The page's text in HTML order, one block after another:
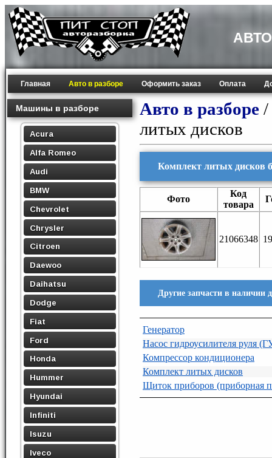
Главная Авто в разборе Оформить заказ Оплата
Машины в разборе
Acura
Alfa Romeo
Audi
BMW
Chevrolet
Chrysler
Citroen
Daewoo
Daihatsu
Dodge
Fiat
Ford
Honda
Hummer
Hyundai
Infiniti
Isuzu
Iveco
Авто в разборе /
литых дисков
Комплект литых дисков
Фото
Код
товара
21066348
Другие запчасти в наличии
Генератор
Насос гидроусилителя руля
Компрессор кондиционера
Комплект литых дисков
Щиток приборов (приборная